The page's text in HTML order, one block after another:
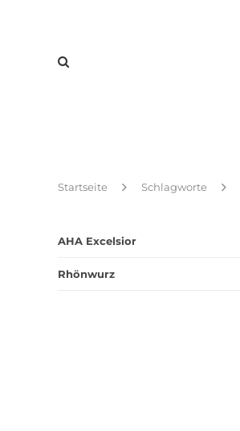
Startseite Schlagworte
AHA Excelsior
Rhönwurz